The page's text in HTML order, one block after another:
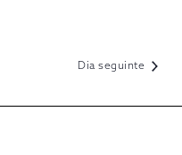
Dia seguinte